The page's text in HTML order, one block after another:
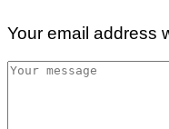
Your email address